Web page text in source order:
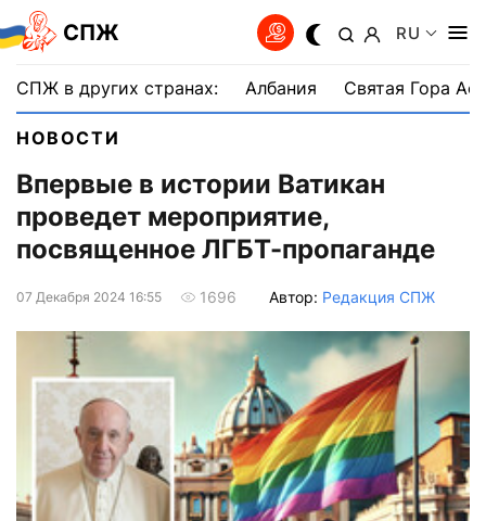
СПЖ RU
СПЖ в других странах: Албания Святая Гора
НОВОСТИ
Впервые в истории Ватикан
проведет мероприятие,
посвященное ЛГБТ-пропаганде
07 Декабря 2024 16:55 1696 Автор: Редакция СПЖ